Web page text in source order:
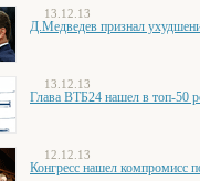
13.12.13
Д.Медведев признал
13.12.13
Глава ВТБ24 нашел в топ-50
12.12.13
Конгресс нашел компромисс